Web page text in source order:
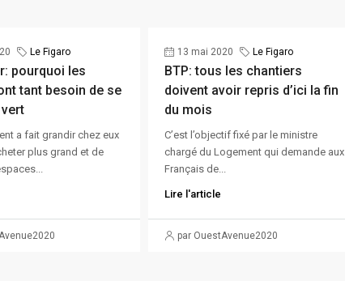
Le Figaro
pourquoi les
tant besoin de se
a fait grandir chez eux
plus grand et de
13 mai 2020 Le Figaro
BTP: tous les chantiers
doivent avoir repris d’ici la fin
du mois
C’est l’objectif fixé par le ministre
chargé du Logement qui demande aux
Français de...
Lire l'article
par OuestAvenue2020